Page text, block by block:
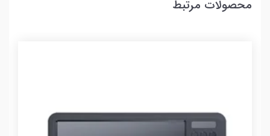
محصولات مرتبط